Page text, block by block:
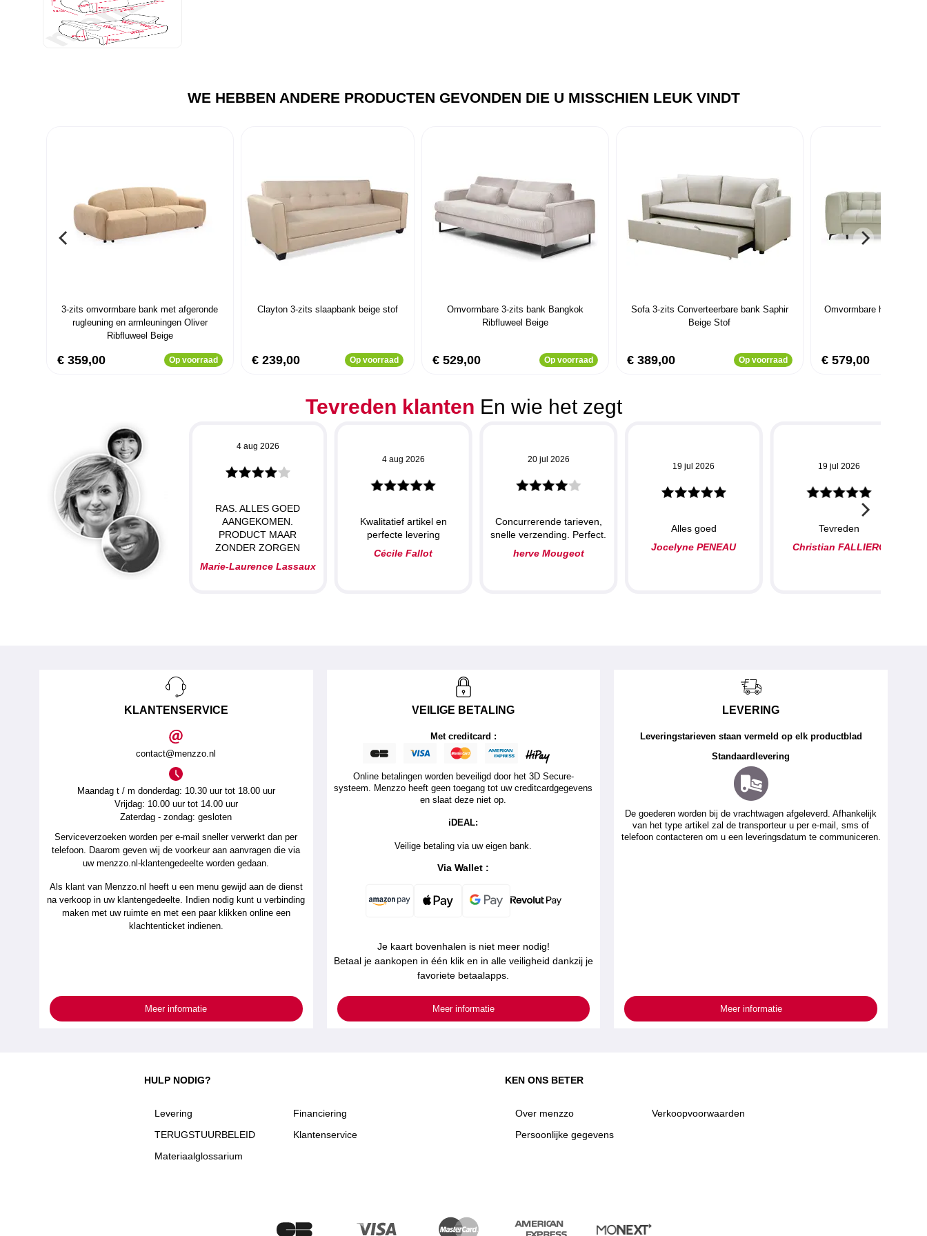
WE HEBBEN ANDERE PRODUCTEN GEVONDEN DIE U MISSCHIEN LEUK VINDT
3-zits omvormbare bank met afgeronde
rugleuning en armleuningen Oliver
Ribfluweel Beige
€ 359,00 Op voorraad
Clayton 3-zits slaapbank beige stof
€ 239,00 Op voorraad
Omvormbare 3-zits bank Bangkok
Ribfluweel Beige
€ 529,00 Op voorraad
Sofa 3-zits Converteerbare bank Saphir
Beige Stof
€ 389,00 Op voorraad
Omvormbare hoekbank
€ 579,00
Tevreden klanten En wie het zegt
4 aug 2026
RAS. ALLES GOED
AANGEKOMEN.
PRODUCT MAAR
ZONDER ZORGEN
Marie-Laurence Lassaux
4 aug 2026
Kwalitatief artikel en
perfecte levering
Cécile Fallot
20 jul 2026
Concurrerende tarieven,
snelle verzending. Perfect.
herve Mougeot
19 jul 2026
Alles goed
Jocelyne PENEAU
19 jul 2026
Tevreden
Christian FALLIERO
KLANTENSERVICE
contact@menzzo.nl
Maandag t / m donderdag: 10.30 uur tot 18.00 uur
Vrijdag: 10.00 uur tot 14.00 uur
Zaterdag - zondag: gesloten
Serviceverzoeken worden per e-mail sneller verwerkt dan per
telefoon. Daarom geven wij de voorkeur aan aanvragen die via
uw menzzo.nl-klantengedeelte worden gedaan.
Als klant van Menzzo.nl heeft u een menu gewijd aan de dienst
na verkoop in uw klantengedeelte. Indien nodig kunt u verbinding
maken met uw ruimte en met een paar klikken online een
klachtenticket indienen.
Meer informatie
VEILIGE BETALING
Met creditcard :
Online betalingen worden beveiligd door het 3D Secure-
systeem. Menzzo heeft geen toegang tot uw creditcardgegevens
en slaat deze niet op.
iDEAL:
Veilige betaling via uw eigen bank.
Via Wallet :
Je kaart bovenhalen is niet meer nodig!
Betaal je aankopen in één klik en in alle veiligheid dankzij je
favoriete betaalapps.
Meer informatie
LEVERING
Leveringstarieven staan vermeld op elk productblad
Standaardlevering
De goederen worden bij de vrachtwagen afgeleverd. Afhankelijk
van het type artikel zal de transporteur u per e-mail, sms of
telefoon contacteren om u een leveringsdatum te communiceren.
Meer informatie
HULP NODIG?
Levering
TERUGSTUURBELEID
Materiaalglossarium
Financiering
Klantenservice
KEN ONS BETER
Over menzzo
Persoonlijke gegevens
Verkoopvoorwaarden